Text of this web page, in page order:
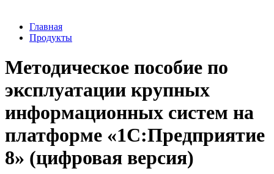
Главная
Продукты
Методическое пособие по
эксплуатации крупных
информационных систем на
платформе «1С:Предприятие
8» (цифровая версия)